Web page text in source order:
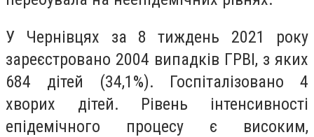
У Чернівцях за 8 тиждень 2021 року
зареєстровано 2004 випадків ГРВІ, з яких
684 дітей (34,1%). Госпіталізовано 4
хворих дітей. Рівень інтенсивності
епідемічного процесу є високим,